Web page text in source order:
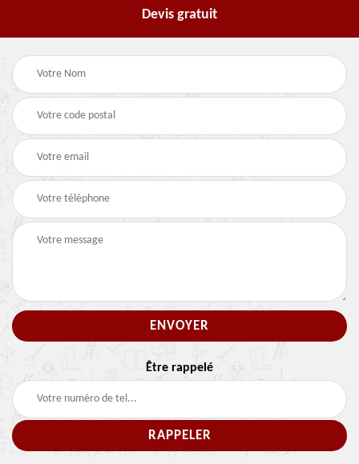
Devis gratuit
Être rappelé